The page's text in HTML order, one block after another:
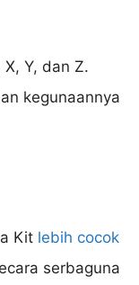
Y, dan Z.
kegunaannya
Kit lebih cocok
serbaguna